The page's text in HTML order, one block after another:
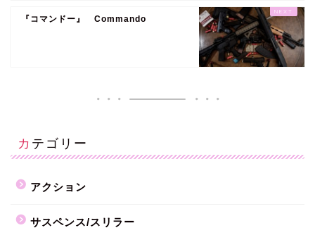
『コマンドー』 Commando
カテゴリー
アクション
サスペンス/スリラー